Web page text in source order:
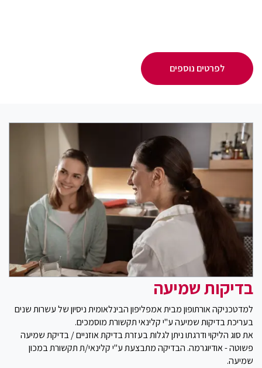
לפרטים נוספים
בדיקות שמיעה
למדטכניקה אורתופון מבית אמפליפון הבינלאומית ניסיון של עשרות שנים
בעריכת בדיקות שמיעה ע"י קלינאי תקשורת מוסמכים.
את סוג הליקוי ודרגתו ניתן לגלות בעזרת בדיקת אוזניים / בדיקת שמיעה
פשוטה - אודיוגרמה. הבדיקה מתבצעת ע"י קלינאי/ת תקשורת במכון
שמיעה.